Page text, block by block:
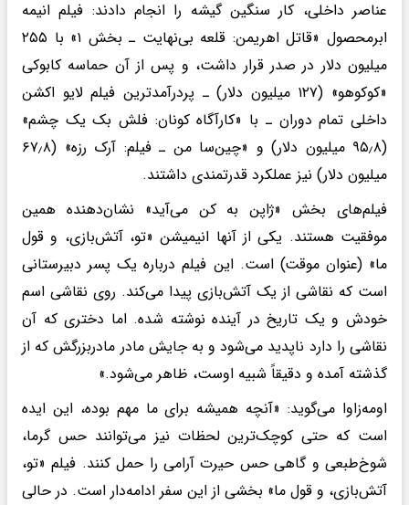
عناصر داخلی، کار سنگین گیشه را انجام دادند: فیلم انیمه
ابرمحصول «قاتل اهریمن: قلعه بی‌نهایت ـ بخش ۱» با ۲۵۵
میلیون دلار در صدر قرار داشت، و پس از آن حماسه کابوکی
«کوکوهو» (۱۲۷ میلیون دلار) ـ پردرآمدترین فیلم لایو اکشن
داخلی تمام دوران ـ با «کارآگاه کونان: فلش بک یک چشم»
(۹۵٫۸ میلیون دلار) و «چین‌سا من ـ فیلم: آرک رزه» (۶۷٫۸
میلیون دلار) نیز عملکرد قدرتمندی داشتند.
فیلم‌های بخش «ژاپن به کن می‌آید» نشان‌دهنده همین
موفقیت هستند. یکی از آنها انیمیشن «تو، آتش‌بازی، و قول
ما» (عنوان موقت) است. این فیلم درباره یک پسر دبیرستانی
است که نقاشی از یک آتش‌بازی پیدا می‌کند. روی نقاشی اسم
خودش و یک تاریخ در آینده نوشته شده. اما دختری که آن
نقاشی را دارد ناپدید می‌شود و به جایش مادر مادربزرگش که از
گذشته آمده و دقیقاً شبیه اوست، ظاهر می‌شود.»
اومه‌زاوا می‌گوید: «آنچه همیشه برای ما مهم بوده، این ایده
است که حتی کوچک‌ترین لحظات نیز می‌توانند حس گرما،
شوخ‌طبعی و گاهی حس حیرت آرامی را حمل کنند. فیلم «تو،
آتش‌بازی، و قول ما» بخشی از این سفر ادامه‌دار است. در حالی